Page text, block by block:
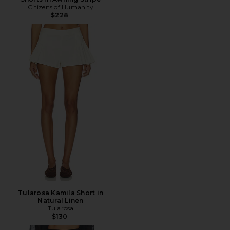
Citizens of Humanity
$228
Tularosa Kamila Short in
Natural Linen
Tularosa
$130